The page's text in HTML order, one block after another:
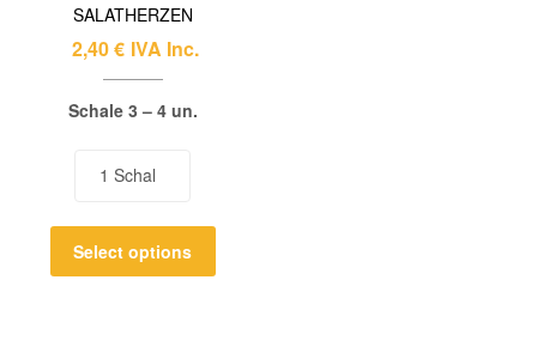
SALATHERZEN
2,40€ IVA Inc.
Schale 3 – 4 un.
Select options